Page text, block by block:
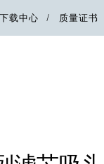
下载中心 质量证书